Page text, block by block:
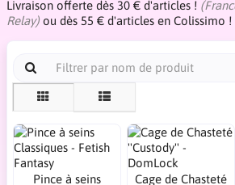
Livraison offerte dès 30 € d'articles !
Relay)ou dès 55 € d'articles en Colissimo !
Pince à seins
Cage de Chasteté